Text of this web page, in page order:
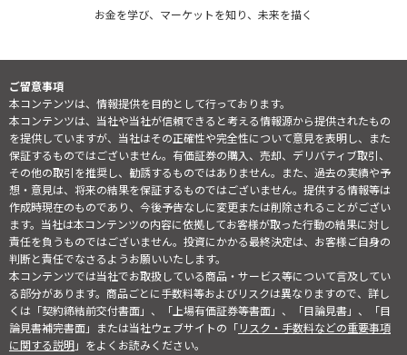
お金を学び、マーケットを知り、未来を描く
ご留意事項
本コンテンツは、情報提供を目的として行っております。
本コンテンツは、当社や当社が信頼できると考える情報源から提供されたもの
を提供していますが、当社はその正確性や完全性について意見を表明し、また
保証するものではございません。有価証券の購入、売却、デリバティブ取引、
その他の取引を推奨し、勧誘するものではありません。また、過去の実績や予
想・意見は、将来の結果を保証するものではございません。提供する情報等は
作成時現在のものであり、今後予告なしに変更または削除されることがござい
ます。当社は本コンテンツの内容に依拠してお客様が取った行動の結果に対し
責任を負うものではございません。投資にかかる最終決定は、お客様ご自身の
判断と責任でなさるようお願いいたします。
本コンテンツでは当社でお取扱している商品・サービス等について言及してい
る部分があります。商品ごとに手数料等およびリスクは異なりますので、詳し
くは「契約締結前交付書面」、「上場有価証券等書面」、「目論見書」、「目
論見書補完書面」または当社ウェブサイトの「リスク・手数料などの重要事項
に関する説明」をよくお読みください。